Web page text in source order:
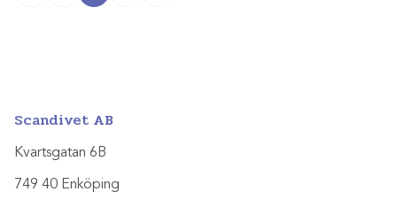
Scandivet AB
Kvartsgatan 6B
749 40 Enköping